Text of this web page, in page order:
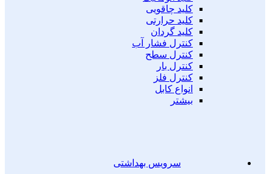
کلید چاقویی
کلید حرارتی
کلید گردان
کنترل فشار آب
کنترل سطح
کنترل بار
کنترل فلز
انواع کابل
بیشتر
سرویس بهداشتی